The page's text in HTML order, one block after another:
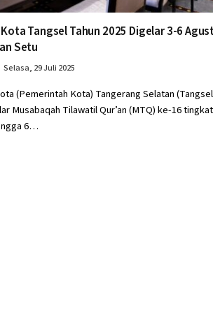
Kota Tangsel Tahun 2025 Digelar 3-6
Setu
Selasa, 29 Juli 2025
(Pemerintah Kota) Tangerang Selatan
Musabaqah Tilawatil Qur’an (MTQ) ke-16 tingkat
6…